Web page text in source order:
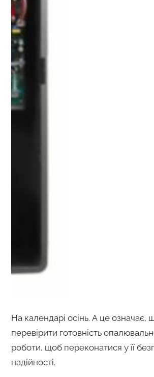
На календарі осінь. А це
перевірити готовність
роботи, щоб переконатися у її
надійності.